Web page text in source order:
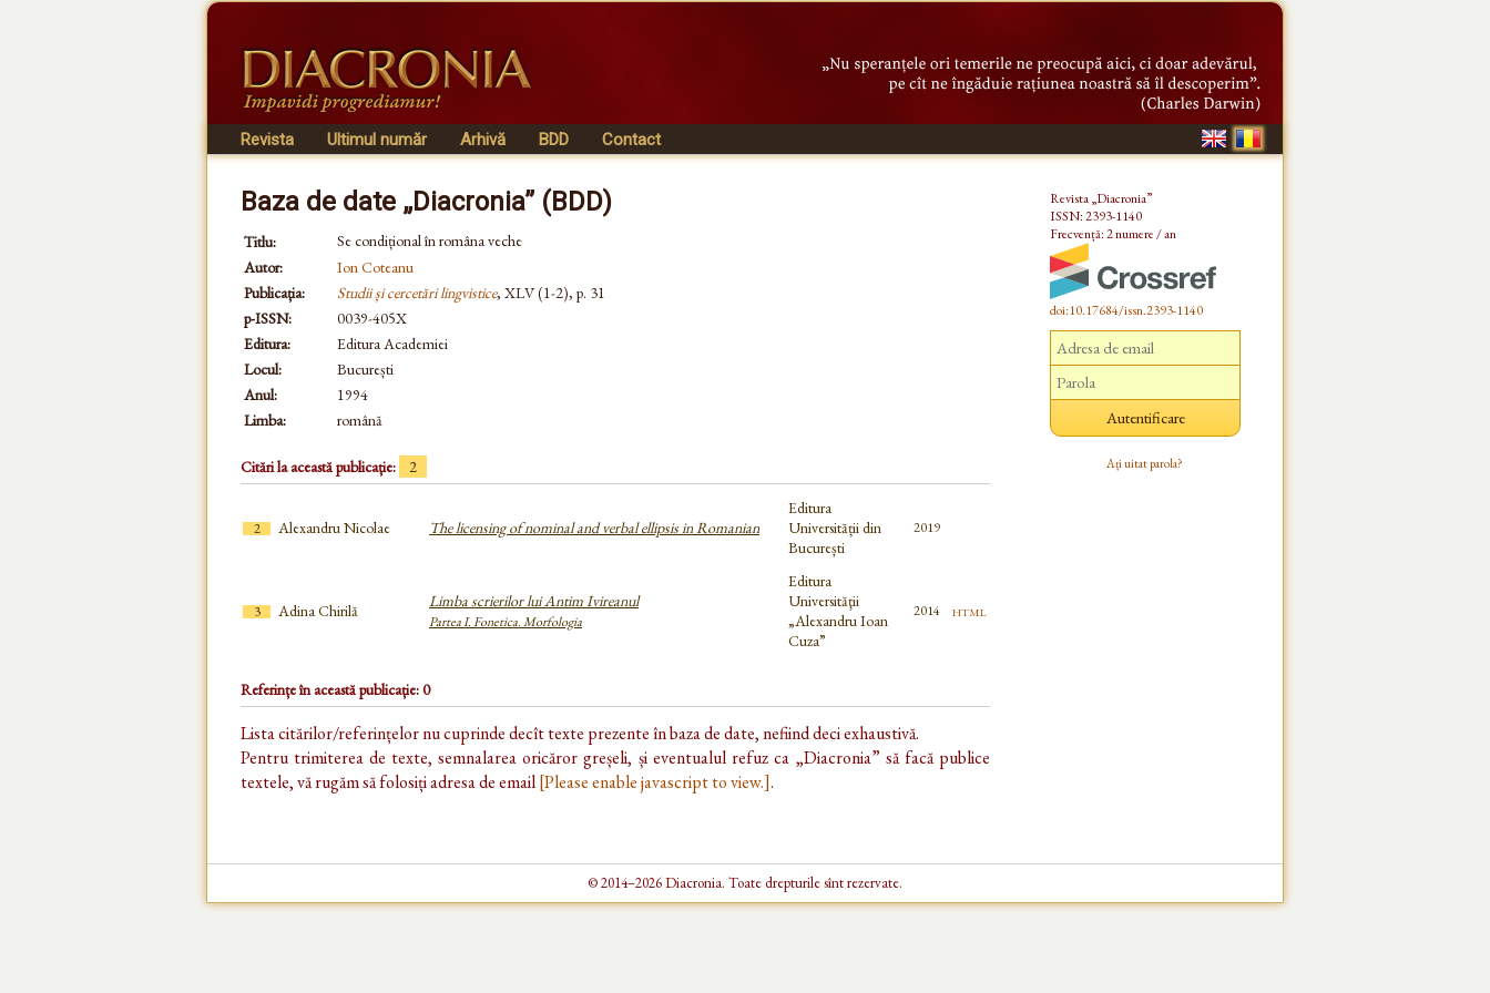
Revista Ultimul număr Arhivă BDD Contact
Baza de date „Diacronia” (BDD)
Titlu:
Se condițional în româna veche
Autor:
Ion Coteanu
Publicația:
Studii și cercetări lingvistice, XLV (1-2), p. 31
p-ISSN:
0039-405X
Editura:
Editura Academiei
Locul:
București
Anul:
1994
Limba:
română
Citări la această publicație: 2
2 Alexandru Nicolae The licensing of nominal and verbal ellipsis in Romanian
Editura
Universității din
București
2019
3 Adina Chirilă Limba scrierilor lui Antim Ivireanul
Partea I. Fonetica. Morfologia
Editura
Universităţii
„Alexandru Ioan
Cuza”
2014 html
Referințe în această publicație: 0
Lista citărilor/referințelor nu cuprinde decît texte prezente în baza de date, nefiind deci exhaustivă.
Pentru trimiterea de texte, semnalarea oricăror greșeli, și eventualul refuz ca „Diacronia” să facă publice
textele, vă rugăm să folosiți adresa de email[Please enable javascript to view.].
Revista „Diacronia”
ISSN: 2393-1140
Frecvență: 2 numere / an
doi:10.17684/issn.2393-1140
Ați uitat parola?
© 2014–2026 Diacronia. Toate drepturile sînt rezervate.